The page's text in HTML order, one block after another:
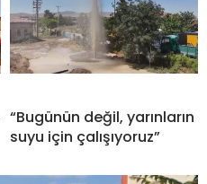
“Bugünün değil, yarınların
suyu için çalışıyoruz”